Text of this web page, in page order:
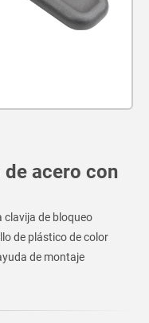
de acero con
clavija de bloqueo
de plástico de color
de montaje